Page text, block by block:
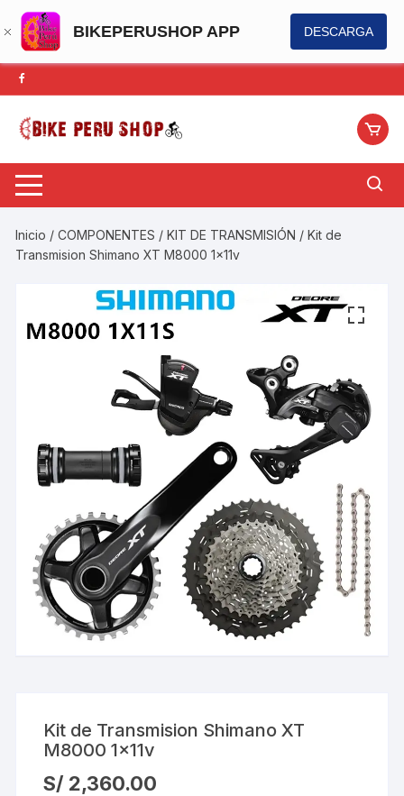
BIKEPERUSHOP APP DESCARGA
Saltar
al
contenido
Inicio /COMPONENTES /KIT DE TRANSMISIÓN / Kit de
Transmision Shimano XT M8000 1x11v
Kit de Transmision Shimano XT
M8000 1x11v
S/ 2,360.00